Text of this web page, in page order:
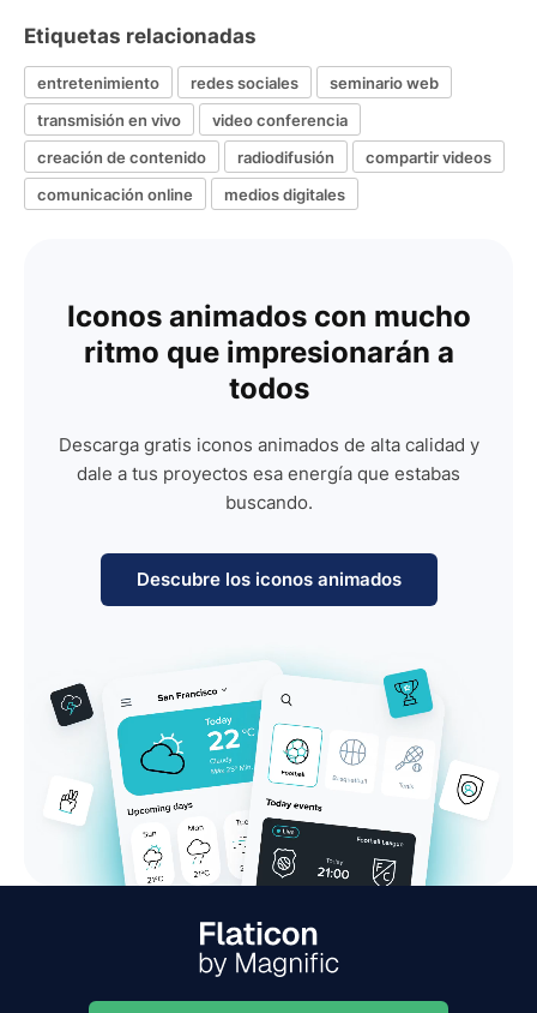
Etiquetas relacionadas
entretenimiento redes sociales
seminario web
transmisión en vivo
video conferencia
creación de contenido
radiodifusión
compartir videos
comunicación online
medios digitales
Iconos animados con mucho
ritmo que impresionarán a
todos
Descarga gratis iconos animados de alta calidad y
dale a tus proyectos esa energía que estabas
buscando.
Descubre los iconos animados